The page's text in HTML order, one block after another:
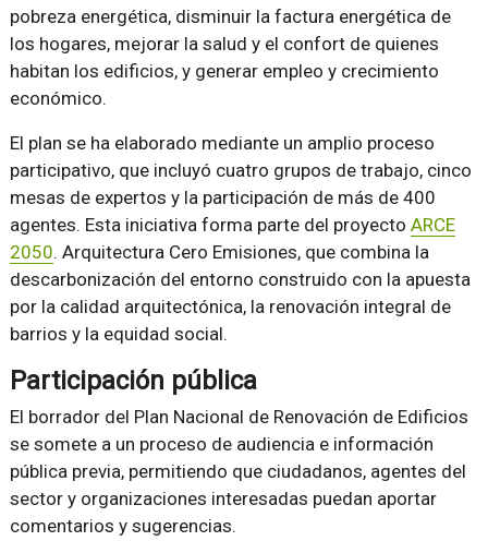
pobreza energética, disminuir la factura energética de
los hogares, mejorar la salud y el confort de quienes
habitan los edificios, y generar empleo y crecimiento
económico.
El plan se ha elaborado mediante un amplio proceso
participativo, que incluyó cuatro grupos de trabajo, cinco
mesas de expertos y la participación de más de 400
agentes. Esta iniciativa forma parte del proyecto ARCE
2050. Arquitectura Cero Emisiones, que combina la
descarbonización del entorno construido con la apuesta
por la calidad arquitectónica, la renovación integral de
barrios y la equidad social.
Participación pública
El borrador del Plan Nacional de Renovación de Edificios
se somete a un proceso de audiencia e información
pública previa, permitiendo que ciudadanos, agentes del
sector y organizaciones interesadas puedan aportar
comentarios y sugerencias.